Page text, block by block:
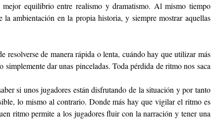
equilibrio entre realismo y dramatismo. Al mismo tiempo
la ambientación en la propia historia, y siempre mostrar aquellas
resolverse de manera rápida o lenta, cuándo hay que utilizar más
dar unas pinceladas. Toda pérdida de ritmo nos saca
si unos jugadores están disfrutando de la situación y por tanto
lo mismo al contrario. Donde más hay que vigilar el ritmo es
ritmo permite a los jugadores fluir con la narración y tener una